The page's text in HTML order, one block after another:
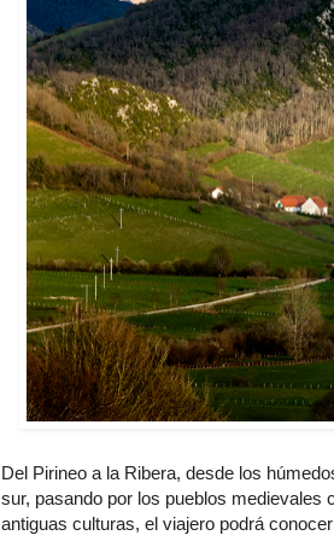
Del Pirineo a la Ribera, desde los
sur, pasando por los pueblos medievales
antiguas culturas, el viajero podrá